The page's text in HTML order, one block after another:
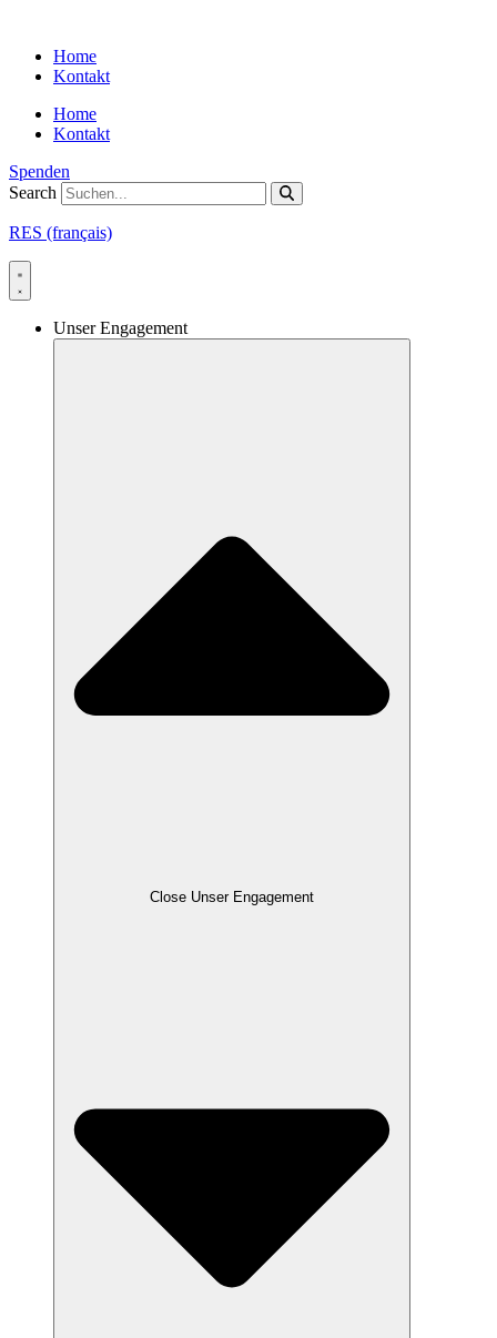
contentHome
Kontakt
Home
Kontakt
Spenden
Search
RES (français)
Unser Engagement
Close Unser Engagement